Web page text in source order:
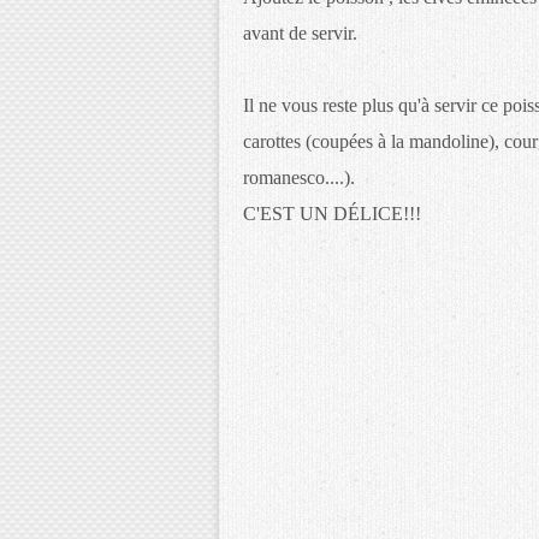
avant de servir.
Il ne vous reste plus qu'à servir ce
carottes (coupées à la mandoline),
romanesco....).
C'EST UN DÉLICE!!!